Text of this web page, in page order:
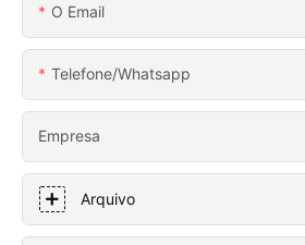
O Email
Telefone/whatsapp
Empresa
Arquivo